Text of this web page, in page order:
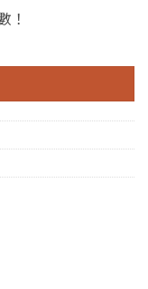
！
(窮小子永恆塑膠鍍